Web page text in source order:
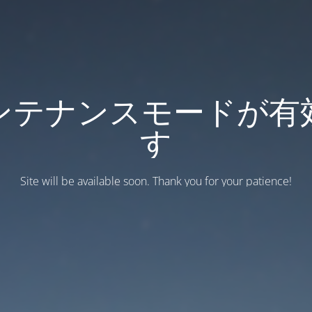
テナンスモードが有
す
Site will be available soon. Thank you for your patience!